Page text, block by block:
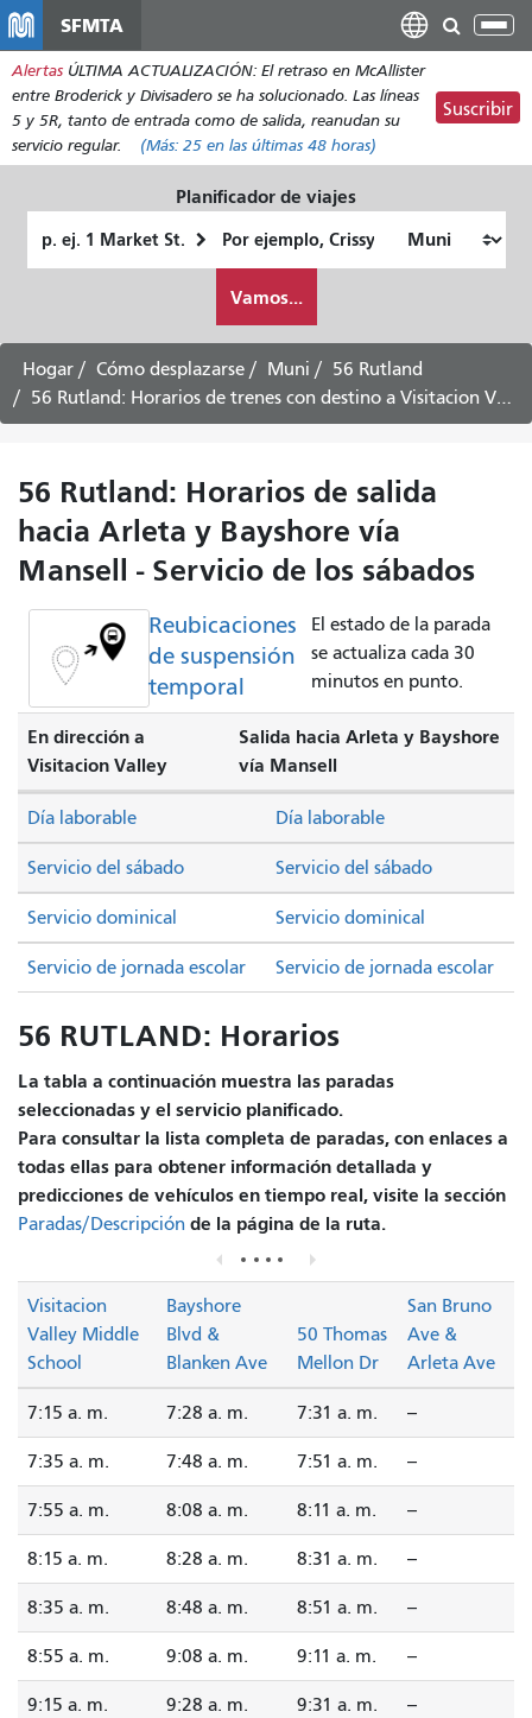
contenido
principal
SFMTA
Alertas ÚLTIMA ACTUALIZACIÓN: El retraso en McAllister
entre Broderick y Divisadero se ha solucionado. Las líneas
5 y 5R, tanto de entrada como de salida, reanudan su
servicio regular.
(Más: 25 en las últimas 48 horas)
Suscribir
Planificador de viajes
de
quiero
viajar
Vamos...
Hogar Cómo desplazarse Muni
56 Rutland
56 Rutland: Horarios de trenes con destino a Visitacion Valley - Servicio entre semana
56 Rutland: Horarios de salida
hacia Arleta y Bayshore vía
Mansell - Servicio de los sábados
Reubicaciones
de suspensión
temporal
El estado de la parada
se actualiza cada 30
minutos en punto.
En dirección a
Visitacion Valley
Salida hacia Arleta y Bayshore
vía Mansell
Servicio del sábado Servicio del sábado
Servicio dominical Servicio dominical
Día laborable Día laborable
Servicio de jornada escolar Servicio de jornada escolar
56 RUTLAND: Horarios
La tabla a continuación muestra las paradas
seleccionadas y el servicio planificado.
Para consultar la lista completa de paradas, con enlaces a
todas ellas para obtener información detallada y
predicciones de vehículos en tiempo real, visite la sección
Paradas/Descripción de la página de la ruta.
Visitacion
Valley Middle
School
Bayshore
Blvd &
Blanken Ave
50 Thomas
Mellon Dr
San Bruno
Ave &
Arleta Ave
7:15 a. m. 7:28 a. m. 7:31 a. m. --
7:35 a. m. 7:48 a. m. 7:51 a. m. --
7:55 a. m. 8:08 a. m. 8:11 a. m. --
8:15 a. m. 8:28 a. m. 8:31 a. m. --
8:35 a. m. 8:48 a. m. 8:51 a. m. --
8:55 a. m. 9:08 a. m. 9:11 a. m. --
9:15 a. m. 9:28 a. m. 9:31 a. m. --